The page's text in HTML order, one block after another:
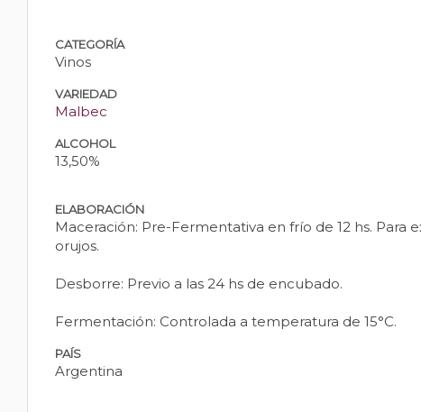
CATEGORÍA
Vinos
VARIEDAD
Malbec
ALCOHOL
13,50%
ELABORACIÓN
Maceración: Pre-Fermentativa en frío de 12 hs.
orujos.
Desborre: Previo a las 24 hs de encubado.
Fermentación: Controlada a temperatura de 15°C.
PAÍS
Argentina